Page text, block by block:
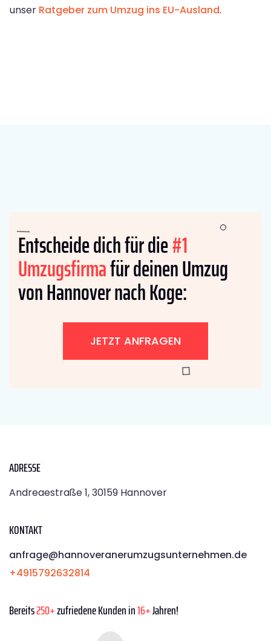
unser Ratgeber zum Umzug ins EU-Ausland.
Entscheide dich für die#1
Umzugsfirmafür deinen Umzug
von Hannover nach Koge:
JETZT ANFRAGEN
ADRESSE
Andreaestraße 1, 30159 Hannover
KONTAKT
anfrage@hannoveranerumzugsunternehmen.de
+4915792632814
Bereits250+zufriedene Kunden in16+Jahren!